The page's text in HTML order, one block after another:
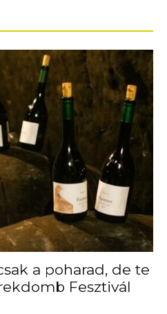
a poharad, de te
Fesztivál